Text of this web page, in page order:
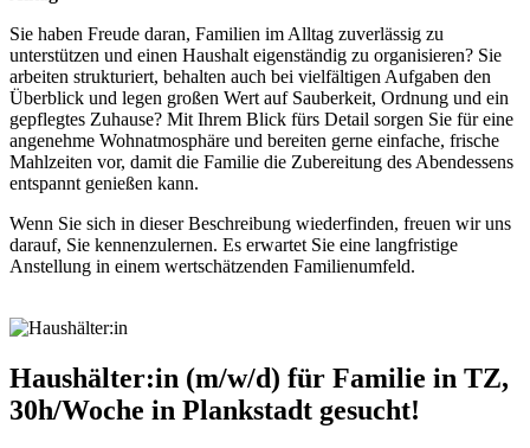
Sie haben Freude daran, Familien im Alltag zuverlässig zu
unterstützen und einen Haushalt eigenständig zu organisieren? Sie
arbeiten strukturiert, behalten auch bei vielfältigen Aufgaben den
Überblick und legen großen Wert auf Sauberkeit, Ordnung und ein
gepflegtes Zuhause? Mit Ihrem Blick fürs Detail sorgen Sie für eine
angenehme Wohnatmosphäre und bereiten gerne einfache, frische
Mahlzeiten vor, damit die Familie die Zubereitung des Abendessens
entspannt genießen kann.
Wenn Sie sich in dieser Beschreibung wiederfinden, freuen wir uns
darauf, Sie kennenzulernen. Es erwartet Sie eine langfristige
Anstellung in einem wertschätzenden Familienumfeld.
Haushälter:in (m/w/d) für Familie in TZ,
30h/Woche in Plankstadt gesucht!